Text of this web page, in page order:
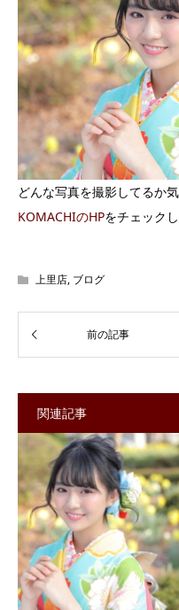
どんな写真を撮影してるか
KOMACHIのHPをチェック
上里店, ブログ
関連記事